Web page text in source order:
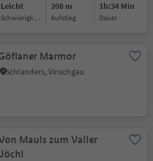
Leicht
Schwierigkeitsgrad
208 m
Aufstieg
1h:34 Min
Dauer
Marmor
Schlanders, Vinschgau
Mauls zum Valler